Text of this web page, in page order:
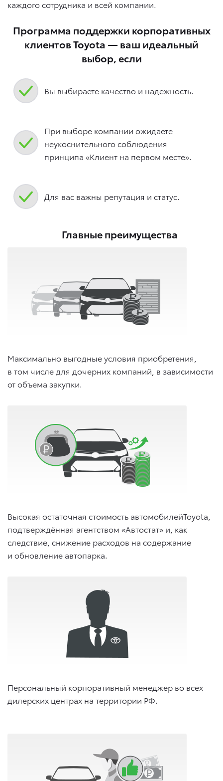
каждого сотрудника и всей компании.
Программа поддержки корпоративных
клиентов Toyota — ваш идеальный
выбор, если
Вы выбираете качество и надежность.
При выборе компании ожидаете
неукоснительного соблюдения
принципа «Клиент на первом месте».
Для вас важны репутация и статус.
Главные преимущества
Максимально выгодные условия приобретения,
в том числе для дочерних компаний, в зависимости
от объема закупки.
Высокая остаточная стоимость автомобилейToyota,
подтверждённая агентством «Автостат» и, как
следствие, снижение расходов на содержание
и обновление автопарка.
Персональный корпоративный менеджер во всех
дилерских центрах на территории РФ.